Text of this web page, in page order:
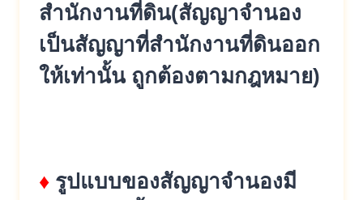
สำนักงานที่ดิน(สัญญาจำนอง
เป็นสัญญาที่สำนักงานที่ดินออก
ให้เท่านั้น ถูกต้องตามกฎหมาย)
♦ รูปแบบของสัญญาจำนองมี